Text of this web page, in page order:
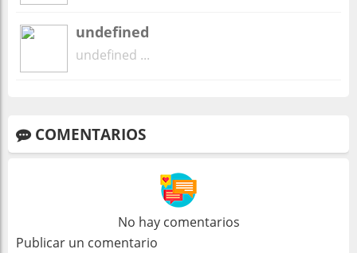
undefined
undefined ...
COMENTARIOS
No hay comentarios
Publicar un comentario